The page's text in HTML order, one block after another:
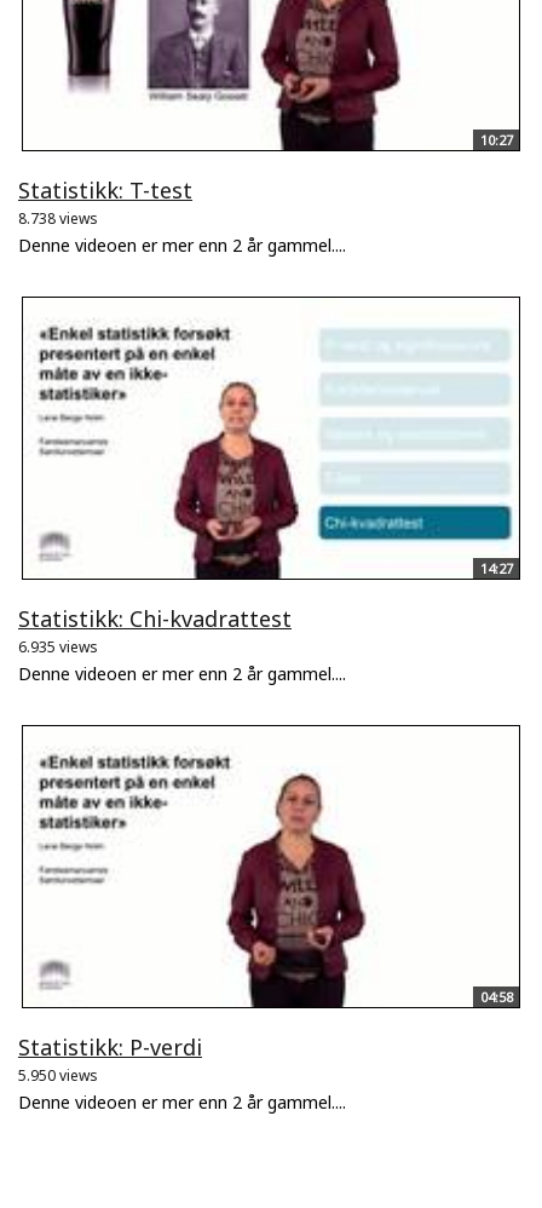
10:27
Statistikk: T-test
8.738 views
Denne videoen er mer enn 2 år gammel....
14:27
Statistikk: Chi-kvadrattest
6.935 views
Denne videoen er mer enn 2 år gammel....
04:58
Statistikk: P-verdi
5.950 views
Denne videoen er mer enn 2 år gammel....